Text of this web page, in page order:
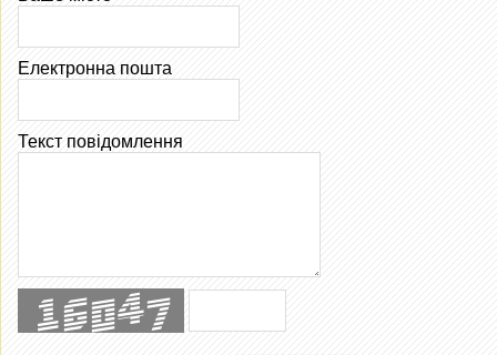
Електронна пошта
Текст повідомлення